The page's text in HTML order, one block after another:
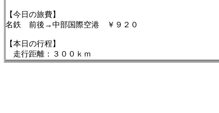
【今日の旅費】
名鉄 前後→中部国際空港 ￥９２０
【本日の行程】
走行距離：３００ｋｍ